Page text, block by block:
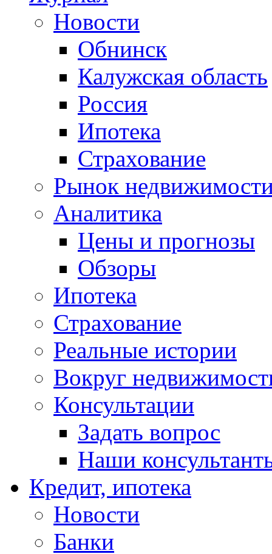
Новости
Обнинск
Калужская область
Россия
Ипотека
Страхование
Рынок
Аналитика
Цены и прогнозы
Обзоры
Ипотека
Страхование
Реальные истории
Вокруг
Консультации
Задать вопрос
Наши
Кредит, ипотека
Новости
Банки